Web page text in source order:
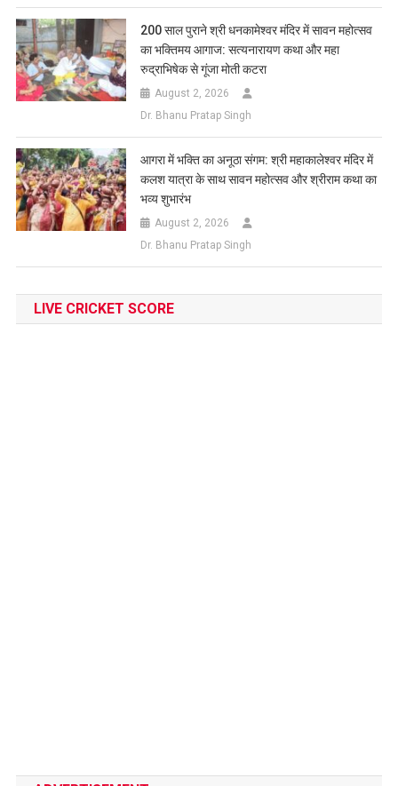
200 साल पुराने श्री धनकामेश्वर मंदिर में सावन महोत्सव
का भक्तिमय आगाज: सत्यनारायण कथा और महा
रुद्राभिषेक से गूंजा मोती कटरा
August 2, 2026
Dr. Bhanu Pratap Singh
आगरा में भक्ति का अनूठा संगम: श्री महाकालेश्वर मंदिर में
कलश यात्रा के साथ सावन महोत्सव और श्रीराम कथा का
भव्य शुभारंभ
August 2, 2026
Dr. Bhanu Pratap Singh
LIVE CRICKET SCORE